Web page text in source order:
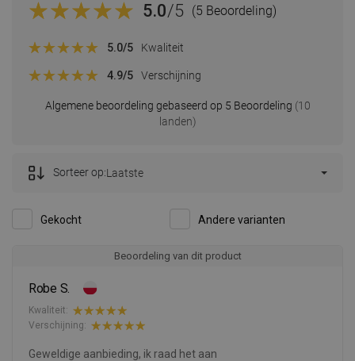
5.0/5 (5 Beoordeling)
Algemene beoordeling gebaseerd op 5 Beoordeling (10
landen)
5.0/5 Kwaliteit
4.9/5 Verschijning
Gekocht Andere varianten
Sorteer op:Laatste
Beoordeling van dit product
Robe S.
Kwaliteit:
Verschijning:
Geweldige aanbieding, ik raad het aan